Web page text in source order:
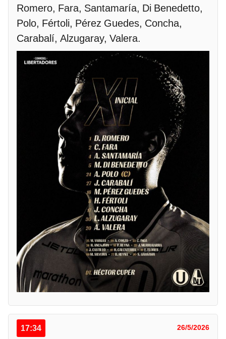
Romero, Fara, Santamaría, Di Benedetto,
Polo, Fértoli, Pérez Guedes, Concha,
Carabalí, Alzugaray, Valera.
17:34 26/5/2026